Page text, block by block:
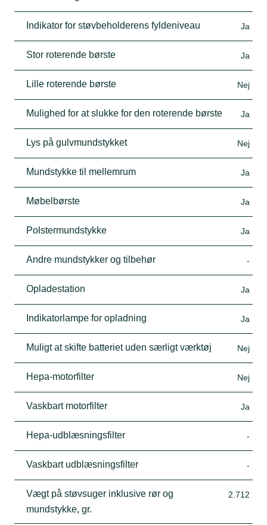
Indikator for støvbeholderens fyldeniveau Ja
Stor roterende børste Ja
Lille roterende børste Nej
Mulighed for at slukke for den roterende børste Ja
Lys på gulvmundstykket Nej
Mundstykke til mellemrum Ja
Møbelbørste Ja
Polstermundstykke Ja
Andre mundstykker og tilbehør -
Opladestation Ja
Indikatorlampe for opladning Ja
Muligt at skifte batteriet uden særligt værktøj Nej
Hepa-motorfilter Nej
Vaskbart motorfilter Ja
Hepa-udblæsningsfilter -
Vaskbart udblæsningsfilter -
Vægt på støvsuger inklusive rør og
mundstykke, gr.
2.712